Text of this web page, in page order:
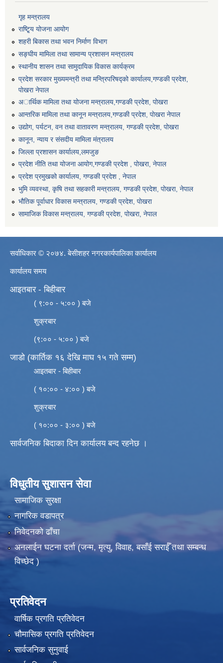
गृह मन्त्रालय
राष्टि्ृय योजना आयोग
शहरी बिकास तथा भवन निर्माण विभाग
सङ्घीय मामिला तथा सामान्य प्रशासन मन्त्रालय
स्थानीय शासन तथा सामुदायिक विकास कार्यक्रम
प्रदेश सरकार मुख्यमन्त्री तथा मन्त्रिपरिषद्को कार्यालय,गण्डकी प्रदेश,
पाेखरा नेपाल
अार्थिक मामिला तथा योजना मन्त्रालय,गण्डकी प्रदेश, पोखरा
आन्तरिक मामिला तथा कानून मन्त्रालय,गण्डकी प्रदेश, पाेखरा नेपाल
उद्योग, पर्यटन, वन तथा वातावरण मन्त्रालय, गण्डकी प्रदेश, पोखरा
कानून, न्याय र संसदीय मामिला मंत्रालय
जिल्ला प्रशासन कार्यालय,लमजुङ
प्रदेश नीति तथा योजना आयोग,गण्डकी प्रदेश , पोखरा, नेपाल
प्रदेश प्रमुखको कार्यालय, गण्डकी प्रदेश , नेपाल
भुमि व्यवस्था, कृषि तथा सहकारी मन्त्रालय, गण्डकी प्रदेश, पोखरा, नेपाल
भौतिक पूर्वाधार विकास मन्त्रालय, गण्डकी प्रदेश, पाेखरा
सामाजिक विकास मन्त्रालय, गण्डकी प्रदेश, पोखरा, नेपाल
सर्वाधिकार © २०७४. बेसीशहर नगरकार्यपालिका कार्यालय
कार्यालय समय
आइतबार - बिहीबार
( ९:०० - ५:०० ) बजे
शुक्रबार
(९:०० - ५:०० ) बजे
जाडो (कार्तिक १६ देखि माघ १५ गते सम्म)
आइतबार - बिहीबार
( १०:०० - ४:०० ) बजे
शुक्रबार
( १०:०० - ३:०० ) बजे
सार्वजनिक बिदाका दिन कार्यालय बन्द रहनेछ ।
विधुतीय सुशासन सेवा
सामाजिक सुरक्षा
नागरिक वडापत्र
निवेदनको ढाँचा
अनलाईन घटना दर्ता (जन्म, मृत्यु, विवाह, बसाँई सराईँ तथा सम्बन्ध
विच्छेद )
प्रतिवेदन
वार्षिक प्रगति प्रतिवेदन
चौमासिक प्रगति प्रतिवेदन
सार्वजनिक सुनुवाई